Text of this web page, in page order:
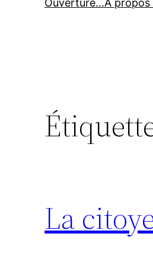
Ouverture…À propos
La